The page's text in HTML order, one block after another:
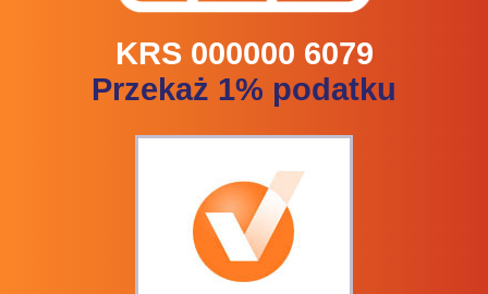
KRS 000000 6079
Przekaż 1% podatku